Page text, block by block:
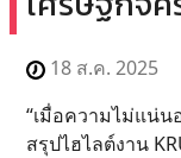
18 ส.ค. 2025
“เมื่อความไม่แน่
สรุปไฮไลต์งาน